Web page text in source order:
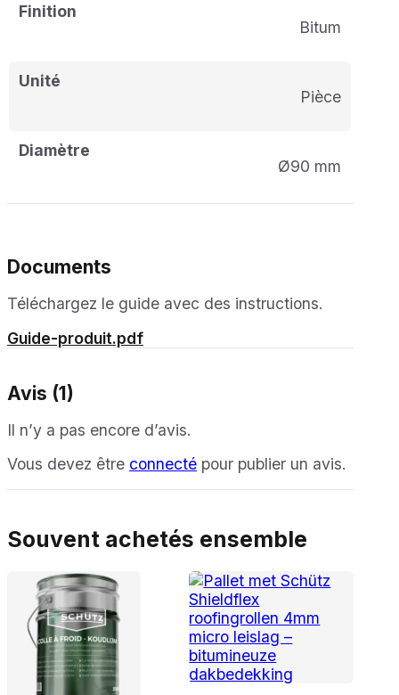
Finition
Bitum
Unité
pièce
Diamètre
Ø90 mm
Documents
Téléchargez le guide avec des instructions.
Guide-produit.pdf
Avis (1)
Il n’y a pas encore d’avis.
Vous devez être connecté pour publier un avis.
Souvent achetés ensemble